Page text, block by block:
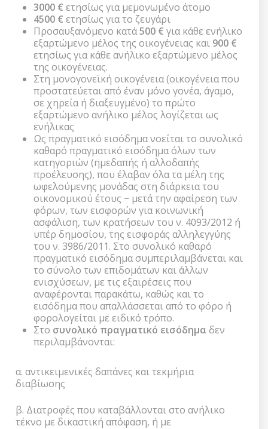
3000 € ετησίως για μεμονωμένο άτομο
4500 € ετησίως για το ζευγάρι
Προσαυξανόμενο κατά500 € για κάθε ενήλικο
εξαρτώμενο μέλος της οικογένειας και 900 €
ετησίως για κάθε ανήλικο εξαρτώμενο μέλος
της οικογένειας.
Στη μονογονεϊκή οικογένεια (οικογένεια που
προστατεύεται από έναν μόνο γονέα, άγαμο,
σε χηρεία ή διαξευγμένο) το πρώτο
εξαρτώμενο ανήλικο μέλος λογίζεται ως
ενήλικας
Ως πραγματικό εισόδημα νοείται το συνολικό
καθαρό πραγματικό εισόδημα όλων των
κατηγοριών (ημεδαπής ή αλλοδαπής
προέλευσης), που έλαβαν όλα τα μέλη της
ωφελούμενης μονάδας στη διάρκεια του
οικονομικού έτους − μετά την αφαίρεση των
φόρων, των εισφορών για κοινωνική
ασφάλιση, των κρατήσεων του ν. 4093/2012 ή
υπέρ δημοσίου, της εισφοράς αλληλεγγύης
του ν. 3986/2011. Στο συνολικό καθαρό
πραγματικό εισόδημα συμπεριλαμβάνεται και
το σύνολο των επιδομάτων και άλλων
ενισχύσεων, με τις εξαιρέσεις που
αναφέρονται παρακάτω, καθώς και το
εισόδημα που απαλλάσσεται από το φόρο ή
φορολογείται με ειδικό τρόπο.
Στο συνολικό πραγματικό εισόδημα δεν
περιλαμβάνονται:
α. αντικειμενικές δαπάνες και τεκμήρια
διαβίωσης
β. Διατροφές που καταβάλλονται στο ανήλικο
τέκνο με δικαστική απόφαση, ή με